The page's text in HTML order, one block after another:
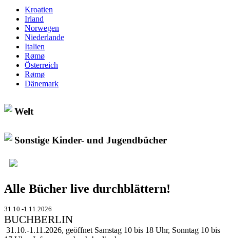
Kroatien
Irland
Norwegen
Niederlande
Italien
Rømø
Österreich
Rømø
Dänemark
Welt
Sonstige Kinder- und Jugendbücher
Alle Bücher live durchblättern!
31.10.-1.11.2026
BUCHBERLIN
31.10.-1.11.2026, geöffnet Samstag 10 bis 18 Uhr, Sonntag 10 bis